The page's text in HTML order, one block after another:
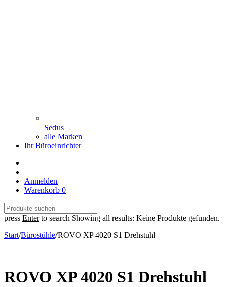
Sedus
alle Marken
Ihr Büroeinrichter
Anmelden
Warenkorb 0
press Enterto search Showing all results: Keine Produkte gefunden.
Start/Bürostühle/ROVO XP 4020 S1 Drehstuhl
ROVO XP 4020 S1 Drehstuhl